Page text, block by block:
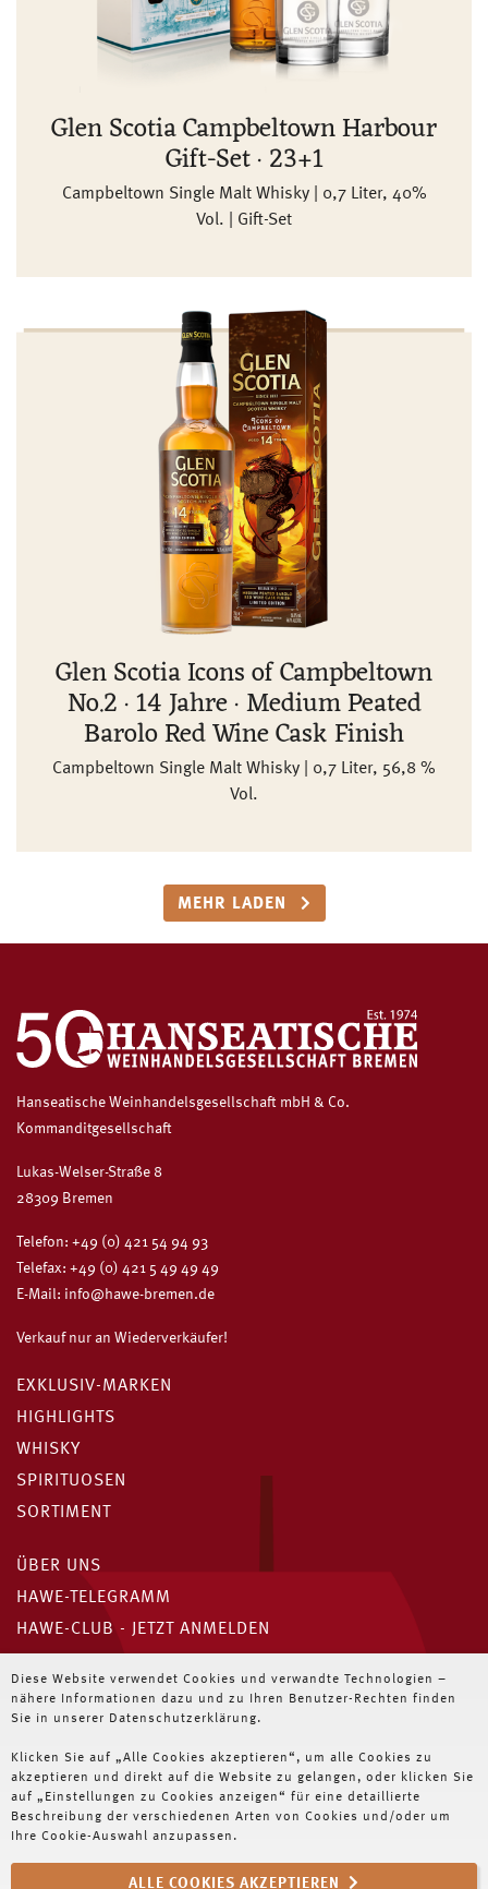
Diese Website verwendet Cookies und verwandte Technologien –
nähere Informationen dazu und zu Ihren Benutzer-Rechten finden
Sie in unserer Datenschutzerklärung.
Klicken Sie auf „Alle Cookies akzeptieren“, um alle Cookies zu
akzeptieren und direkt auf die Website zu gelangen, oder klicken Sie
auf „Einstellungen zu Cookies anzeigen“ für eine detaillierte
Beschreibung der verschiedenen Arten von Cookies und/oder um
Ihre Cookie-Auswahl anzupassen.
ALLE COOKIES AKZEPTIEREN
Glen Scotia Campbeltown Harbour
Gift-Set · 23+1
Campbeltown Single Malt Whisky | 0,7 Liter, 40%
Vol. | Gift-Set
Glen Scotia Icons of Campbeltown
No.2 · 14 Jahre · Medium Peated
Barolo Red Wine Cask Finish
Campbeltown Single Malt Whisky | 0,7 Liter, 56,8 %
Vol.
MEHR LADEN
Hanseatische Weinhandelsgesellschaft mbH & Co.
Kommanditgesellschaft
Lukas-Welser-Straße 8
28309 Bremen
Telefon: +49 (0) 421 54 94 93
Telefax: +49 (0) 421 5 49 49 49
E-Mail: info@hawe-bremen.de
Verkauf nur an Wiederverkäufer!
EXKLUSIV-MARKEN
HIGHLIGHTS
WHISKY
SPIRITUOSEN
SORTIMENT
ÜBER UNS
HAWE-TELEGRAMM
HAWE-CLUB - JETZT ANMELDEN
Unser HAWE-Telegramm
Immer die neuesten Angebote für Wiederverkäufer
JETZT ABONNIEREN